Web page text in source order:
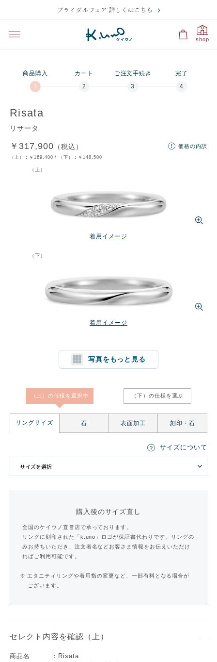
ブライダルフェア 詳しくはこちら
shop
商品購入 カート ご注文手続き 完了
Risata
リサータ
￥317,900 （税込）
（上）： ￥169,400 / （下）： ￥148,500
価格の内訳
（上）
着用イメージ
（下）
着用イメージ
写真をもっと見る
（上）の仕様を選択中 （下）の仕様を選ぶ
リングサイズ 石 表面加工 刻印・石
ク）
サイズについて
購入後のサイズ直し
全国のケイウノ直営店で承っております。
リングに刻印された「k.uno」ロゴが保証書代わりです。リングの
みお持ちいただき、注文者名などお客さま情報をお伝えいただけ
ればご利用可能です。
※ エタニティリングや着用指の変更など、一部有料となる場合が
ございます。
刻印の入力に関する注意点 残り
1文字消す リセット
セレクト内容を確認（上）
商品名 ： Risata